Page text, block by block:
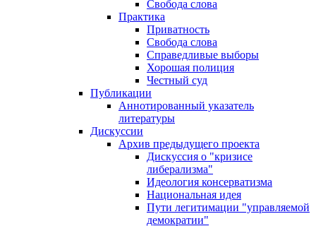
Свобода слова
Практика
Приватность
Свобода слова
Справедливые выборы
Хорошая полиция
Честный суд
Публикации
Аннотированный указатель
литературы
Дискуссии
Архив предыдущего проекта
Дискуссия о "кризисе
либерализма"
Идеология консерватизма
Национальная идея
Пути легитимации "управляемой
демократии"